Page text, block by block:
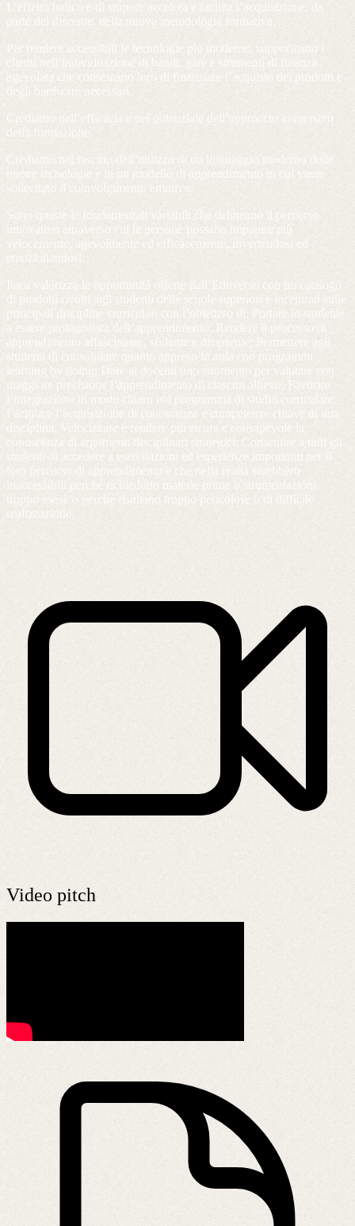
L’effetto ludico e di stupore accelera e facilita l’acquisizione, da
parte del discente, della nuova metodologia formativa.
Per rendere accessibili le tecnologie più moderne, supportiamo i
clienti nell’individuazione di bandi, gare e strumenti di finanza
agevolata che consentano loro di finanziare l’acquisto dei prodotti e
degli hardware necessari.
Crediamo nell’efficacia e nel potenziale dell’approccio immersivo
della formazione.
Crediamo nel fascino dell’utilizzo di un linguaggio moderno delle
nuove tecnologie e in un modello di apprendimento in cui viene
sollecitato il coinvolgimento emotivo.
Sono queste le fondamentali variabili che delineano il percorso
innovativo attraverso cui le persone possano imparare più
velocemente, agevolmente ed efficacemente, divertendosi ed
emozionandosi.
Itaca valorizza le opportunità offerte dall’Eduverso con un catalogo
di prodotti rivolti agli studenti delle scuole superiori e incentrati sulle
principali discipline curriculari con l’obiettivo di: Portare lo studente
a essere protagonista dell’apprendimento; Rendere il processo di
apprendimento affascinante, sfidante e divertente; Permettere agli
studenti di consolidare quanto appreso in aula con programmi
learning by doing; Dare ai docenti uno strumento per valutare con
maggiore precisione l’apprendimento di ciascun allievo; Favorire
l’integrazione in modo chiaro nel programma di studio curriculare;
Facilitare l’acquisizione di conoscenze e competenze chiave di una
disciplina; Velocizzare e rendere più sicura e consapevole la
conoscenza di argomenti disciplinari strategici; Consentire a tutti gli
studenti di accedere a esercitazioni ed esperienze importanti per il
loro percorso di apprendimento e che nella realtà sarebbero
inaccessibili perché richiedono materie prime o strumentazioni
troppo esose o perché risultano troppo pericolose o di difficile
realizzazione.
Video pitch